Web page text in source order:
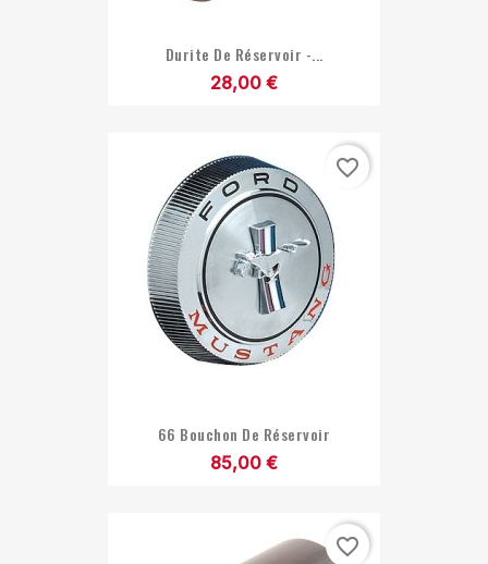
Durite De Réservoir -...
28,00 €
66 Bouchon De Réservoir
85,00 €
favorite_border
favorite_border